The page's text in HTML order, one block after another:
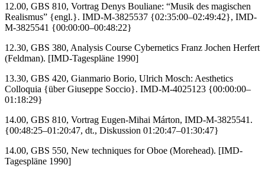
12.00, GBS 810, Vortrag Denys Bouliane: “Musik des magischen
Realismus” {engl.}. IMD-M-3825537 {02:35:00–02:49:42}, IMD-
M-3825541 {00:00:00–00:48:22}
12.30, GBS 380, Analysis Course Cybernetics Franz Jochen Herfert
(Feldman). [IMD-Tagespläne 1990]
13.30, GBS 420, Gianmario Borio, Ulrich Mosch: Aesthetics
Colloquia {über Giuseppe Soccio}. IMD-M-4025123 {00:00:00–
01:18:29}
14.00, GBS 810, Vortrag Eugen-Mihai Márton, IMD-M-3825541.
{00:48:25–01:20:47, dt., Diskussion 01:20:47–01:30:47}
14.00, GBS 550, New techniques for Oboe (Morehead). [IMD-
Tagespläne 1990]